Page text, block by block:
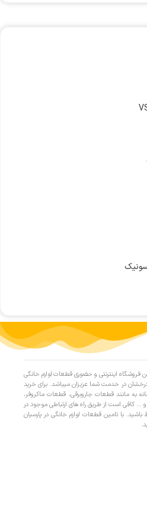
فروشگاه اینترنتی و حضوری قطعات لوازم خانگی
در خدمت شما عزیزان میباشد. برای خرید
به مانند قطعات جاروبرقی، قطعات ماکروفر،
کافی است از طریق راه های ارتباطی موجود در
با تامین قطعات لوازم خانگی در پارسیان